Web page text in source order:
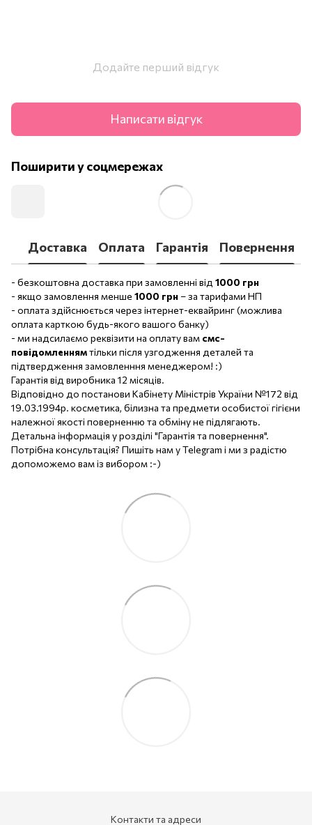
Додайте перший відгук
Написати відгук
Поширити у соцмережах
Доставка Оплата Гарантія Повернення
- безкоштовна доставка при замовленні від 1000 грн
- якщо замовлення менше 1000 грн– за тарифами НП
- оплата здійснюється через інтернет-еквайринг (можлива
оплата карткою будь-якого вашого банку)
- ми надсилаємо реквізити на оплату вам смс-
повідомленнямтільки після узгодження деталей та
підтвердження замовленння менеджером! :)
Гарантія від виробника 12 місяців.
Відповідно до постанови Кабінету Міністрів України №172 від
19.03.1994р. косметика, білизна та предмети особистої гігієни
належної якості поверненню та обміну не підлягають.
Детальна інформація у розділі "Гарантія та повернення".
Потрібна консультація? Пишіть нам у Telegram і ми з радістю
допоможемо вам із вибором :-)
Контакти та адреси